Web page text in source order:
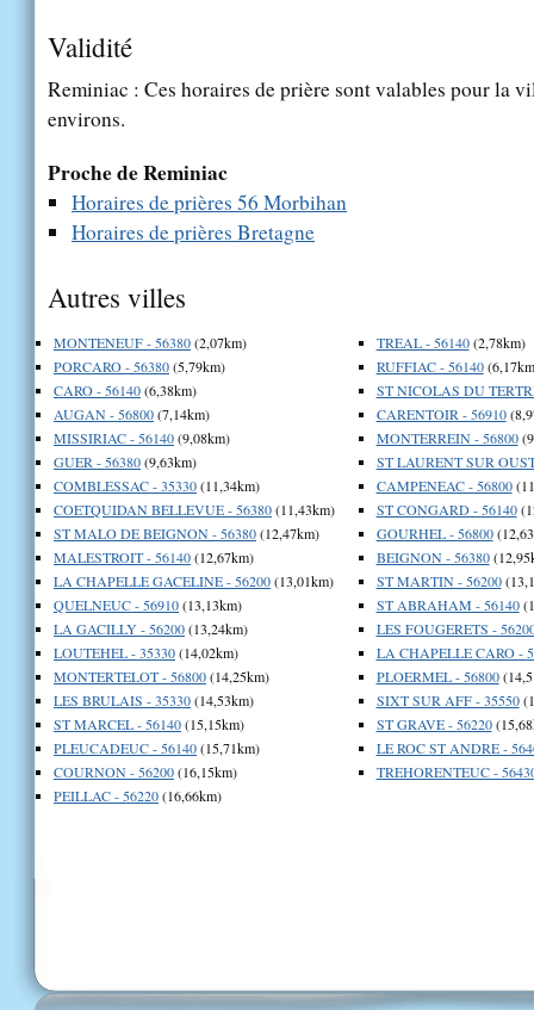
Validité
Reminiac : Ces horaires de prière sont valables pour la
environs.
Proche de Reminiac
Horaires de prières 56 Morbihan
Horaires de prières Bretagne
Autres villes
MONTENEUF - 56380(2,07km)
PORCARO - 56380(5,79km)
CARO - 56140(6,38km)
AUGAN - 56800(7,14km)
MISSIRIAC - 56140(9,08km)
GUER - 56380(9,63km)
COMBLESSAC - 35330(11,34km)
COETQUIDAN BELLEVUE - 56380(11,43km)
ST MALO DE BEIGNON - 56380(12,47km)
MALESTROIT - 56140(12,67km)
LA CHAPELLE GACELINE - 56200(13,01km)
QUELNEUC - 56910(13,13km)
LA GACILLY - 56200(13,24km)
LOUTEHEL - 35330(14,02km)
MONTERTELOT - 56800(14,25km)
LES BRULAIS - 35330(14,53km)
ST MARCEL - 56140(15,15km)
PLEUCADEUC - 56140(15,71km)
COURNON - 56200(16,15km)
PEILLAC - 56220(16,66km)
TREAL - 56140(2,78km)
RUFFIAC - 56140
ST NICOLAS DU
CARENTOIR - 56910
MONTERREIN - 56800
ST LAURENT SUR
CAMPENEAC - 56800
ST CONGARD - 56140
GOURHEL - 56800
BEIGNON - 56380
ST MARTIN - 56200
ST ABRAHAM - 56140
LES FOUGERETS -
LA CHAPELLE CARO -
PLOERMEL - 56800
SIXT SUR AFF - 35550
ST GRAVE - 56220
LE ROC ST ANDRE -
TREHORENTEUC -